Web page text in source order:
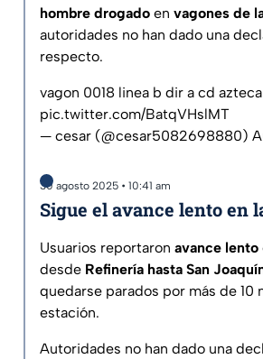
hombre drogado en vagones de
autoridades no han dado una
respecto.
vagon 0018 linea b dir a cd
pic.twitter.com/BatqVHslMT
— cesar (@cesar5082698880)
30 agosto 2025 • 10:41 am
Sigue el avance lento en
Usuarios reportaron avance lento
desde Refinería hasta San
quedarse parados por más de 10
estación.
Autoridades no han dado una